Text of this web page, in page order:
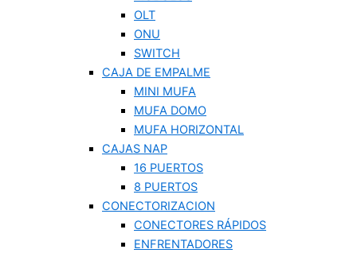
OLT
ONU
SWITCH
CAJA DE EMPALME
MINI MUFA
MUFA DOMO
MUFA HORIZONTAL
CAJAS NAP
16 PUERTOS
8 PUERTOS
CONECTORIZACION
CONECTORES RÁPIDOS
ENFRENTADORES